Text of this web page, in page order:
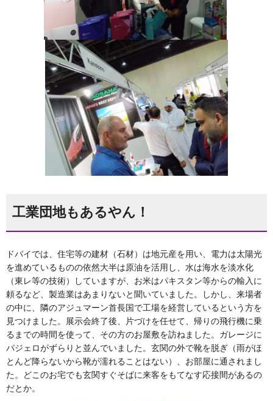
工業団地もあるやん！
ドバイでは、住宅等の建材（石材）は地元産を用い、電力は太陽光
を進めているものの依然大半は原油を活用し、水は海水を淡水化
（東レ等の技術）していますが、お米はパキスタン等からの輸入に
頼るなど、製造業はあまりないと聞いていました。しかし、来場者
の中に、隣のアジュマーン首長国で工場を経営しているという方を
見つけました。展示会終了後、片づけを任せて、帰りの飛行機に乗
るまでの時間を使って、その方のお屋敷を訪ねました。ガレージに
パジェロがずらりと並んでいました。玄関の外で靴を脱ぎ（雨がほ
とんど降らないから靴が濡れることはない）、お部屋に通されまし
た。どこのお宅でも玄関すぐそばに来客をもてなす応接間があるの
だとか。